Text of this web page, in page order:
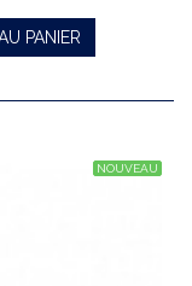
PANIER
NOUVEAU